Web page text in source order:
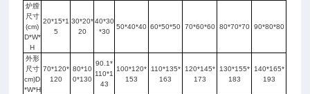
炉膛
尺寸
(cm)
D*W*
H
20*15*1
5
30*20*
20
40*30
*30
50*40*40 60*50*50 70*60*60 80*70*70 90*80*80
外形
尺寸
cm)D
*W*H
70*120*
120
80*10
0*130
90.1*
110*1
43
100*120*
153
110*135*
163
120*145*
173
130*155*
183
140*165*
193